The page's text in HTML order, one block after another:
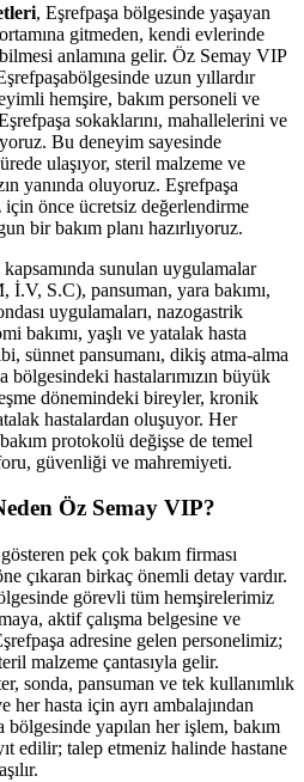
, Eşrefpaşa bölgesinde yaşayan
gitmeden, kendi evlerinde
anlamına gelir. Öz Semay VIP
bölgesinde uzun yıllardır
hemşire, bakım personeli ve
sokaklarını, mahallelerini ve
Bu deneyim sayesinde
ulaşıyor, steril malzeme ve
yanında oluyoruz. Eşrefpaşa
için önce ücretsiz değerlendirme
bir bakım planı hazırlıyoruz.
sunulan uygulamalar
İ.V, S.C), pansuman, yara bakımı,
uygulamaları, nazogastrik
bakımı, yaşlı ve yatalak hasta
sünnet pansumanı, dikiş atma-alma
bölgesindeki hastalarımızın büyük
dönemindeki bireyler, kronik
hastalardan oluşuyor. Her
protokolü değişse de temel
güvenliği ve mahremiyeti.
Öz Semay VIP?
pek çok bakım firması
çıkaran birkaç önemli detay vardır.
görevli tüm hemşirelerimiz
aktif çalışma belgesine ve
adresine gelen personelimiz;
malzeme çantasıyla gelir.
sonda, pansuman ve tek kullanımlık
her hasta için ayrı ambalajından
bölgesinde yapılan her işlem, bakım
edilir; talep etmeniz halinde hastane